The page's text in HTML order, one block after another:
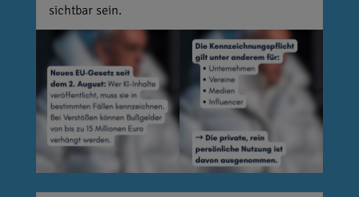
sichtbar sein.